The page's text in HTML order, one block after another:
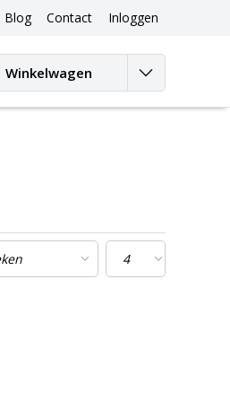
Blog
Blog
Contact Inloggen
Winkelwagen